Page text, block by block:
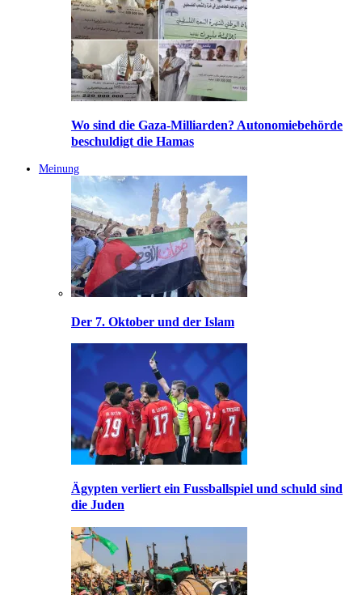
Wo sind die Gaza-Milliarden? Autonomiebehörde
beschuldigt die Hamas
Meinung
Der 7. Oktober und der Islam
Ägypten verliert ein Fussballspiel und schuld sind
die Juden